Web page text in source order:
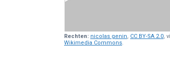
Rechten: nicolas genin, CC BY-SA 2.0,
Wikimedia Commons.